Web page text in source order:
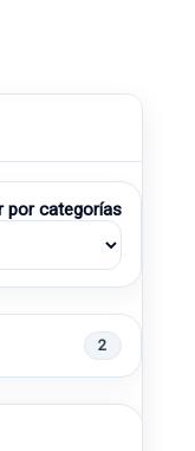
por categorías
2